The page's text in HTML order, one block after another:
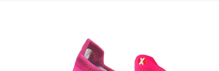
１．簡單：不需註冊會員、不需綁卡、不需儲值。
２．便利：只要手機號碼，簡訊認證，即可結帳。
３．安心：先確認商品／服務後，再付款。
每筆NT$60，滿NT$1,000(含以上)免運費